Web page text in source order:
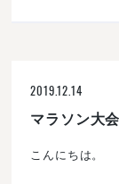
2019.12.14
マラソン大
こんにちは。